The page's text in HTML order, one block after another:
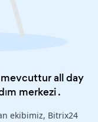
all day
merkezi.
ekibimiz, Bitrix24